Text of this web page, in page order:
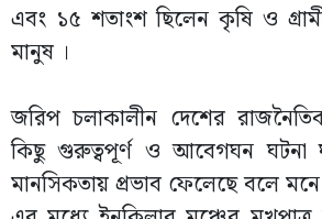
এবং ১৫ শতাংশ ছিলেন কৃষি ও
মানুষ ।
জরিপ চলাকালীন দেশের
কিছু গুরুত্বপূর্ণ ও আবেগঘন ঘটনা
মানসিকতায় প্রভাব ফেলেছে বলে